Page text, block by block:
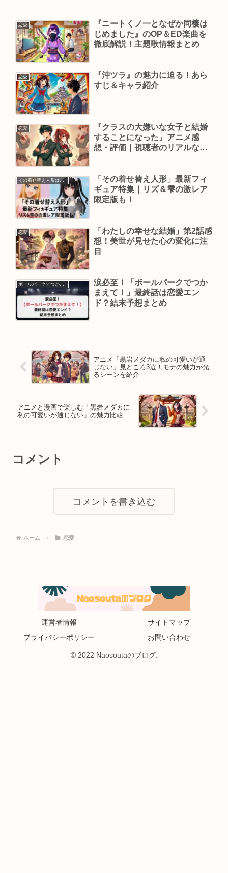
恋愛
『ニートくノ一となぜか同棲は
じめました』のOP＆ED楽曲を
徹底解説！主題歌情報まとめ
恋愛
『沖ツラ』の魅力に迫る！あら
すじ＆キャラ紹介
恋愛
『クラスの大嫌いな女子と結婚
することになった』アニメ感
想・評価｜視聴者のリアルなレ
その着せ替え人形は恋をする
「その着せ替え人形」最新フィ
ギュア特集｜リズ＆雫の激レア
限定版も！
恋愛
「わたしの幸せな結婚」第2話感
想！美世が見せた心の変化に注
目
涙必至！「ボールパークでつか
まえて！」最終話は恋愛エン
ド？結末予想まとめ
アニメ「黒岩メダカに私の可愛いが通
じない」見どころ3選！モナの魅力が光
るシーンを紹介
アニメと漫画で楽しむ「黒岩メダカに
私の可愛いが通じない」の魅力比較
コメント
コメントを書き込む
ホーム 恋愛
運営者情報
サイトマップ
プライバシーポリシー
お問い合わせ
© 2022 Naosoutaのブログ.